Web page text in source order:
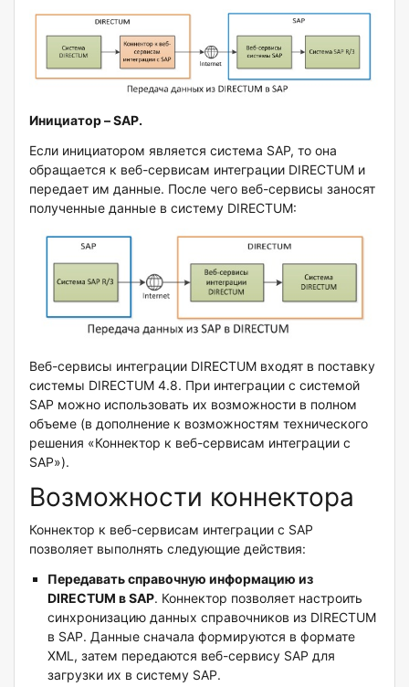
Инициатор –SAP.
Если инициатором является система SAP, то она
обращается к веб-сервисам интеграции DIRECTUM и
передает им данные. После чего веб-сервисы заносят
полученные данные в систему DIRECTUM:
Веб-сервисы интеграции DIRECTUM входят в поставку
системы DIRECTUM 4.8. При интеграции с системой
SAP можно использовать их возможности в полном
объеме (в дополнение к возможностям технического
решения «Коннектор к веб-сервисам интеграции с
SAP»).
Возможности коннектора
Коннектор к веб-сервисам интеграции с SAP
позволяет выполнять следующие действия:
Передавать справочную информацию из
DIRECTUM вSAP. Коннектор позволяет настроить
синхронизацию данных справочников из DIRECTUM
в SAP. Данные сначала формируются в формате
XML, затем передаются веб-сервису SAP для
загрузки их в систему SAP.